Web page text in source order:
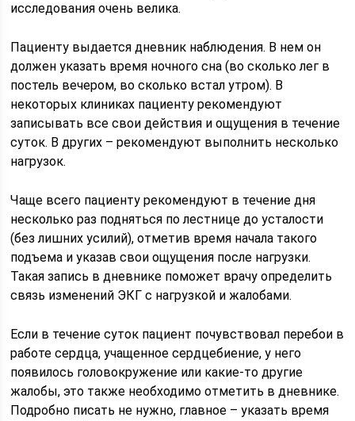
исследования очень велика.
Пациенту выдается дневник наблюдения. В нем он
должен указать время ночного сна (во сколько лег в
постель вечером, во сколько встал утром). В
некоторых клиниках пациенту рекомендуют
записывать все свои действия и ощущения в течение
суток. В других – рекомендуют выполнить несколько
нагрузок.
Чаще всего пациенту рекомендуют в течение дня
несколько раз подняться по лестнице до усталости
(без лишних усилий), отметив время начала такого
подъема и указав свои ощущения после нагрузки.
Такая запись в дневнике поможет врачу определить
связь изменений ЭКГ с нагрузкой и жалобами.
Если в течение суток пациент почувствовал перебои в
работе сердца, учащенное сердцебиение, у него
появилось головокружение или какие-то другие
жалобы, это также необходимо отметить в дневнике.
Подробно писать не нужно, главное – указать время